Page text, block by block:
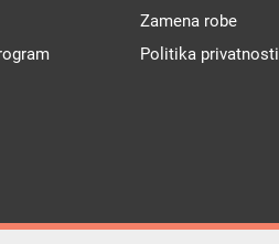
Zamena robe
Politika privatnosti